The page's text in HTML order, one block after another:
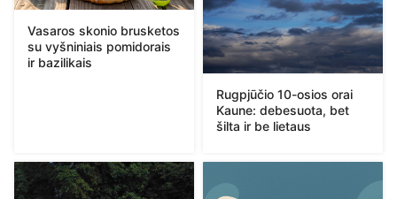
Vasaros skonio brusketos
su vyšniniais pomidorais
ir bazilikais
Rugpjūčio 10-osios orai
Kaune: debesuota, bet
šilta ir be lietaus